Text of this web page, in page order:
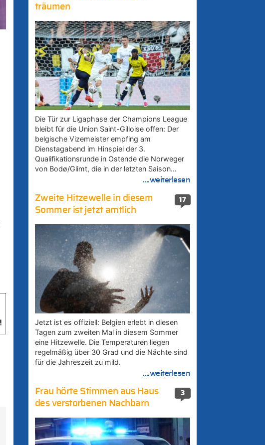
träumen
Die Tür zur Ligaphase der Champions League
bleibt für die Union Saint-Gilloise offen: Der
belgische Vizemeister empfing am
Dienstagabend im Hinspiel der 3.
Qualifikationsrunde in Ostende die Norweger
von Bodø/Glimt, die in der letzten Saison…
....weiterlesen
17
Zweite Hitzewelle in diesem
Sommer ist jetzt amtlich
Jetzt ist es offiziell: Belgien erlebt in diesen
Tagen zum zweiten Mal in diesem Sommer
eine Hitzewelle. Die Temperaturen liegen
regelmäßig über 30 Grad und die Nächte sind
für die Jahreszeit zu mild.
....weiterlesen
3
Frau hörte Stimmen aus Haus
des verstorbenen Nachbarn